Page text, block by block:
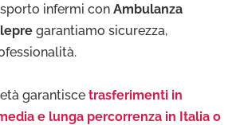
infermi con Ambulanza
garantiamo sicurezza,
garantisce trasferimenti in
e lunga percorrenza in Italia o